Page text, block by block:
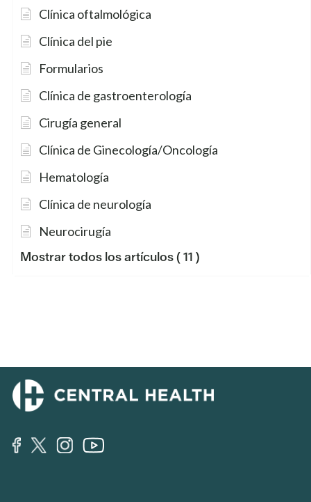
Clínica oftalmológica
Clínica del pie
Formularios
Clínica de gastroenterología
Cirugía general
Clínica de Ginecología/Oncología
Hematología
Clínica de neurología
Neurocirugía
Mostrar todos los artículos( 11 )